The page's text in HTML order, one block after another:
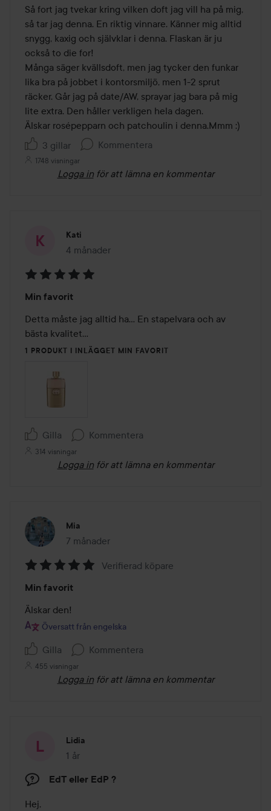
av
5
Så fort jag tvekar kring vilken doft jag vill ha på mig,
så tar jag denna. En riktig vinnare. Känner mig alltid
snygg, kaxig och självklar i denna. Flaskan är ju
också to die for!
Många säger kvällsdoft, men jag tycker den funkar
lika bra på jobbet i kontorsmiljö, men 1-2 sprut
räcker. Går jag på date/AW, sprayar jag bara på mig
lite extra. Den håller verkligen hela dagen.
Älskar rosépepparn och patchoulin i denna.Mmm :)
3 gillar
Kommentera
1748 visningar
Logga in för att lämna en kommentar
Kati
4 månader
Inlägget skapades 4 månader
5
av
5
Min favorit
Detta måste jag alltid ha... En stapelvara och av
bästa kvalitet...
1 PRODUKT I INLÄGGET MIN FAVORIT
Gilla Kommentera
314 visningar
Logga in för att lämna en kommentar
Mia
7 månader
Inlägget skapades 7 månader
5
av
5
Verifierad köpare
Min favorit
Älskar den!
Översatt från engelska
Gilla Kommentera
455 visningar
Logga in för att lämna en kommentar
Lidia
1 år
Inlägget skapades 1 år
EdT eller EdP ?
Hej,